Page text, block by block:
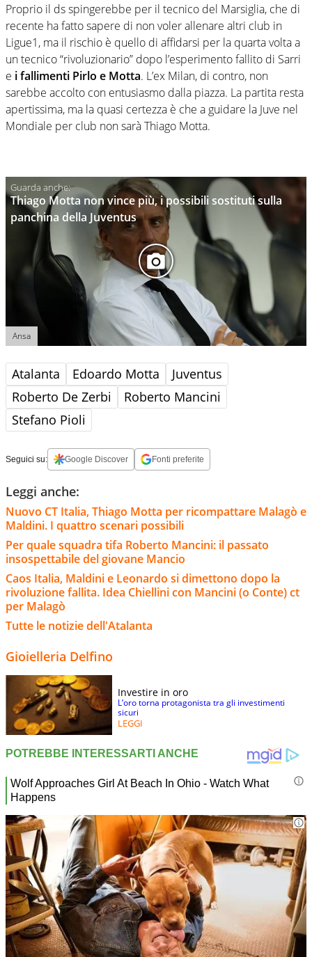
Proprio il ds spingerebbe per il tecnico del Marsiglia, che di
recente ha fatto sapere di non voler allenare altri club in
Ligue1, ma il rischio è quello di affidarsi per la quarta volta a
un tecnico “rivoluzionario” dopo l’esperimento fallito di Sarri
e i fallimenti Pirlo e Motta. L’ex Milan, di contro, non
sarebbe accolto con entusiasmo dalla piazza. La partita resta
apertissima, ma la quasi certezza è che a guidare la Juve nel
Mondiale per club non sarà Thiago Motta.
Thiago Motta non vince più, i possibili sostituti sulla
panchina della Juventus
Ansa
Atalanta Edoardo Motta
Juventus
Roberto De Zerbi
Roberto Mancini
Stefano Pioli
Seguici su: Google Discover Fonti preferite
Leggi anche:
Nuovo CT Italia, Thiago Motta per ricompattare Malagò e
Maldini. I quattro scenari possibili
Per quale squadra tifa Roberto Mancini: il passato
insospettabile del giovane Mancio
Caos Italia, Maldini e Leonardo si dimettono dopo la
rivoluzione fallita. Idea Chiellini con Mancini (o Conte) ct
per Malagò
Tutte le notizie dell'Atalanta
Gioielleria Delfino
Investire in oro
L’oro torna protagonista tra gli investimenti
sicuri
LEGGI